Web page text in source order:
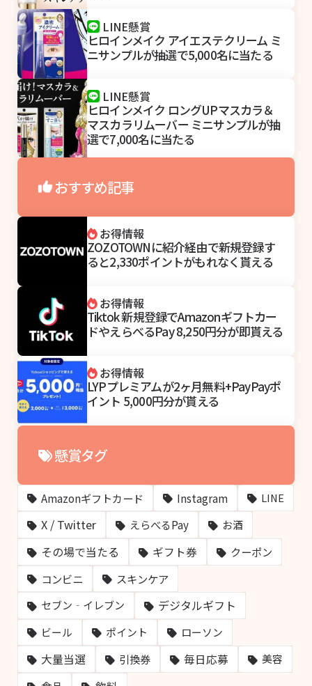
LINE懸賞
ヒロインメイク アイエステクリーム ミ
ニサンプルが抽選で5,000名に当たる
LINE懸賞
ヒロインメイク ロングUPマスカラ＆
マスカラリムーバー ミニサンプルが抽
選で7,000名に当たる
おすすめ記事
お得情報
ZOZOTOWNに紹介経由で新規登録す
ると2,330ポイントがもれなく貰える
お得情報
Tiktok 新規登録でAmazonギフトカー
ドやえらべるPay 8,250円分が即貰える
お得情報
LYPプレミアムが2ヶ月無料+PayPayポ
イント 5,000円分が貰える
懸賞タグ
Amazonギフトカード Instagram LINE
X / Twitter えらべるPay お酒
その場で当たる ギフト券
クーポン
コンビニ
スキンケア
セブン‐イレブン デジタルギフト
ビール ポイント ローソン
大量当選 引換券 毎日応募 美容